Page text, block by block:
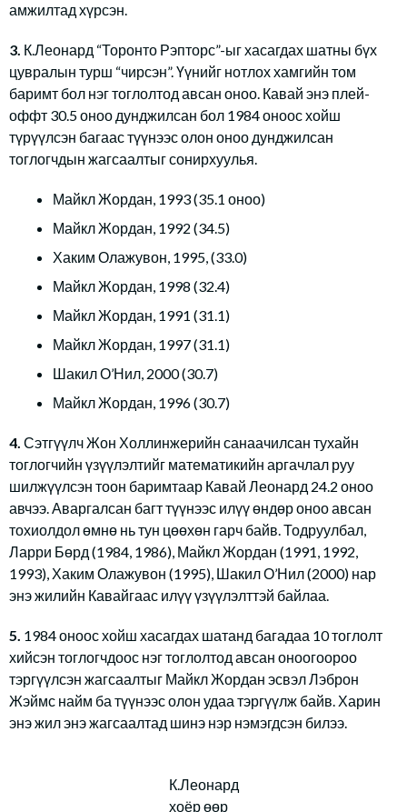
амжилтад хүрсэн.
3. К.Леонард “Торонто Рэпторс”-ыг хасагдах шатны бүх
цувралын турш “чирсэн”. Үүнийг нотлох хамгийн том
баримт бол нэг тоглолтод авсан оноо. Кавай энэ плей-
оффт 30.5 оноо дунджилсан бол 1984 оноос хойш
түрүүлсэн багаас түүнээс олон оноо дунджилсан
тоглогчдын жагсаалтыг сонирхуулья.
Майкл Жордан, 1993 (35.1 оноо)
Майкл Жордан, 1992 (34.5)
Хаким Олажувон, 1995, (33.0)
Майкл Жордан, 1998 (32.4)
Майкл Жордан, 1991 (31.1)
Майкл Жордан, 1997 (31.1)
Шакил О’Нил, 2000 (30.7)
Майкл Жордан, 1996 (30.7)
4. Сэтгүүлч Жон Холлинжерийн санаачилсан тухайн
тоглогчийн үзүүлэлтийг математикийн аргачлал руу
шилжүүлсэн тоон баримтаар Кавай Леонард 24.2 оноо
авчээ. Аваргалсан багт түүнээс илүү өндөр оноо авсан
тохиолдол өмнө нь тун цөөхөн гарч байв. Тодруулбал,
Ларри Бөрд (1984, 1986), Майкл Жордан (1991, 1992,
1993), Хаким Олажувон (1995), Шакил О’Нил (2000) нар
энэ жилийн Кавайгаас илүү үзүүлэлттэй байлаа.
5. 1984 оноос хойш хасагдах шатанд багадаа 10 тоглолт
хийсэн тоглогчдоос нэг тоглолтод авсан оноогоороо
тэргүүлсэн жагсаалтыг Майкл Жордан эсвэл Лэброн
Жэймс найм ба түүнээс олон удаа тэргүүлж байв. Харин
энэ жил энэ жагсаалтад шинэ нэр нэмэгдсэн билээ.
К.Леонард
хоёр өөр